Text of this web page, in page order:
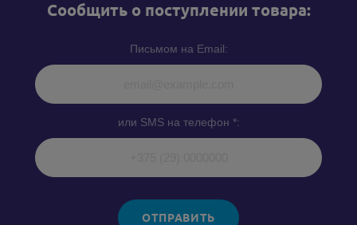
Cообщить о поступлении товара:
Письмом на Email:
или SMS на телефон *:
ОТПРАВИТЬ